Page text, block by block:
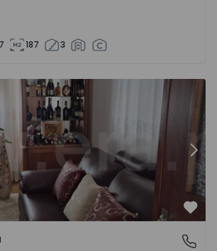
187 3
Vila Nova de Gaia, Pedroso e
de Gaia, Vila Nova de Gaia